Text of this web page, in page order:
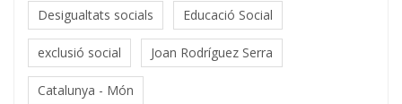
Desigualtats socials Educació Social
exclusió social Joan Rodríguez Serra
Catalunya - Món